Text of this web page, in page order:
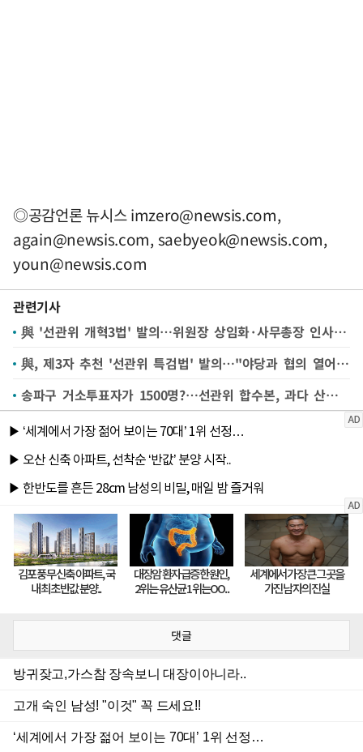
◎공감언론 뉴시스imzero@newsis.com,
again@newsis.com,saebyeok@newsis.com,
youn@newsis.com
관련기사
與 '선관위 개혁3법' 발의…위원장 상임화·사무총장 인사청문회 실시
與, 제3자 추천 '선관위 특검법' 발의…"야당과 협의 열어둬"
송파구 거소투표자가 1500명?…선관위 합수본, 과다 산정 정황 파악(종합)
댓글